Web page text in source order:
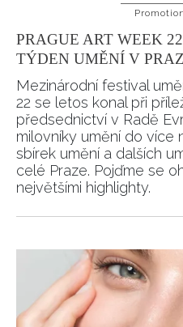
PRAGUE ART WEEK
TÝDEN UMĚNÍ V
Mezinárodní festival
22 se letos konal při
předsednictví v Radě
milovníky umění do více
sbírek umění a dalších
celé Praze. Pojďme se
největšími highlighty.